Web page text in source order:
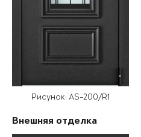
Рисунок: AS-200/R1
Внешняя отделка